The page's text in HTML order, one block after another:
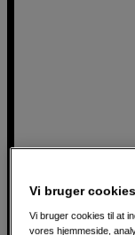
Netværksswitch
Netgear
Vi bruger cookies
Vi bruger cookies til at
vores hjemmeside,